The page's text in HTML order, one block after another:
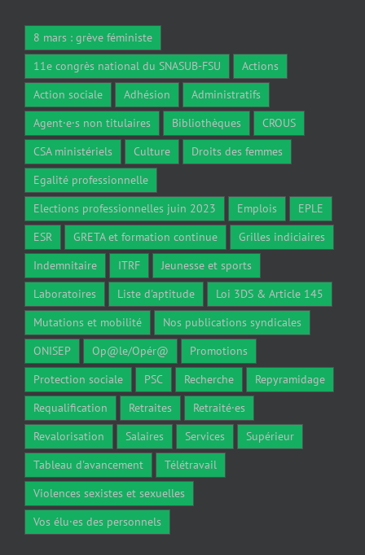
8 mars : grève féministe
11e congrès national du SNASUB-FSU
Actions
Action sociale
Adhésion
Administratifs
Agent·e·s non titulaires
Bibliothèques
CROUS
CSA ministériels
Culture
Droits des femmes
Egalité professionnelle
Elections professionnelles juin 2023
Emplois
EPLE
ESR
GRETA et formation continue
Grilles indiciaires
Indemnitaire
ITRF
Jeunesse et sports
Laboratoires
Liste d'aptitude
Loi 3DS & Article 145
Mutations et mobilité
Nos publications syndicales
ONISEP
Op@le/Opér@
Promotions
Protection sociale
PSC Recherche
Repyramidage
Requalification
Retraites
Retraité·es
Revalorisation
Salaires Services
Supérieur
Tableau d'avancement
Télétravail
Violences sexistes et sexuelles
Vos élu·es des personnels